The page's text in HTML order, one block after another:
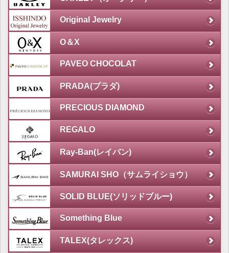
Original Jewelry
O＆X
PAVEO CHOCOLAT
PRADA(プラダ)
PRECIOUS DIAMOND
REGALO
Ray-Ban(レイバン)
SAMURAI SHO（サムライショウ）
SOLID BLUE(ソリッドブルー)
Something Blue
TALEX(タレックス)